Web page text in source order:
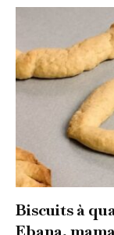
Biscuits à
Ebana,